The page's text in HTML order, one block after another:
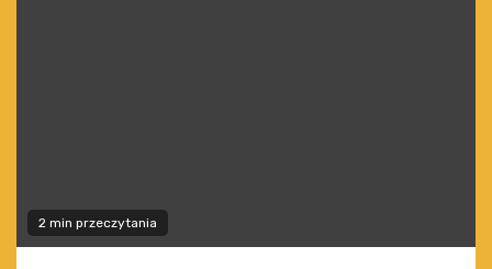
2 min przeczytania